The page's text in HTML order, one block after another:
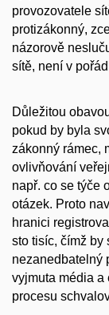
provozovatele
protizákonný,
názorově
sítě, není v
Důležitou
pokud by byla
zákonný rámec,
ovlivňování
např. co se týče
otázek. Proto
hranici
sto tisíc, čímž by
nezanedbatelný
vyjmuta média a
procesu